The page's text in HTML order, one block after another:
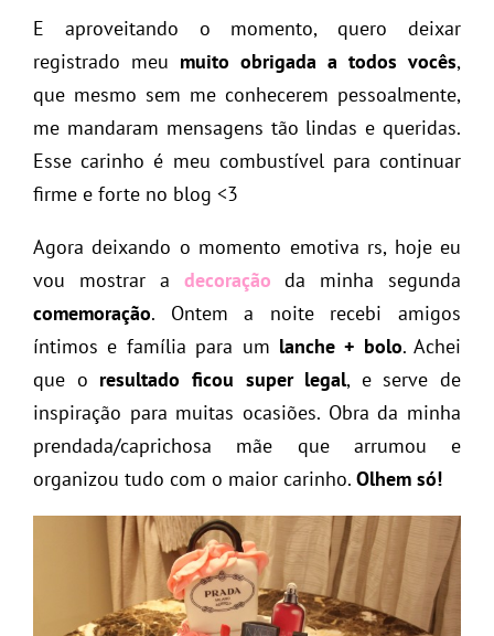
E aproveitando o momento, quero deixar
registrado meu muito obrigada a todos vocês,
que mesmo sem me conhecerem pessoalmente,
me mandaram mensagens tão lindas e queridas.
Esse carinho é meu combustível para continuar
firme e forte no blog <3
Agora deixando o momento emotiva rs, hoje eu
vou mostrar a decoração da minha segunda
comemoração. Ontem a noite recebi amigos
íntimos e família para um lanche + bolo. Achei
que o resultado ficou super legal, e serve de
inspiração para muitas ocasiões. Obra da minha
prendada/caprichosa mãe que arrumou e
organizou tudo com o maior carinho. Olhem só!